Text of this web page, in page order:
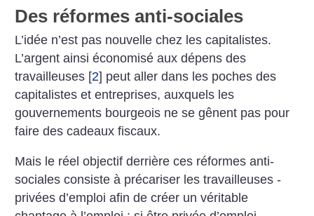
Des réformes anti-sociales
L’idée n’est pas nouvelle chez les capitalistes.
L’argent ainsi économisé aux dépens des
travailleuses [2] peut aller dans les poches des
capitalistes et entreprises, auxquels les
gouvernements bourgeois ne se gênent pas pour
faire des cadeaux fiscaux.
Mais le réel objectif derrière ces réformes anti-
sociales consiste à précariser les travailleuses ­
privées d’emploi afin de créer un véritable